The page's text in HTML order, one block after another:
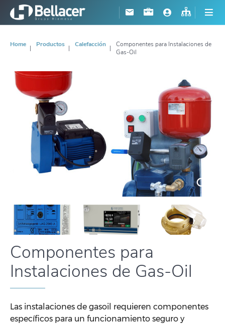
Home Productos Calefacción
Componentes para Instalaciones de
Gas-Oil
Componentes para
Instalaciones de Gas-Oil
Las instalaciones de gasoil requieren componentes
específicos para un funcionamiento seguro y